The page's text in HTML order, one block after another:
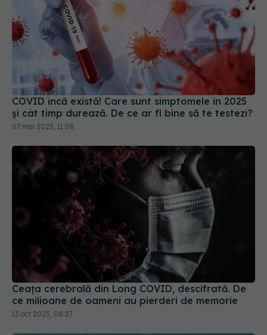
COVID încă există! Care sunt simptomele în 2025
și cât timp durează. De ce ar fi bine să te testezi?
07 mai 2025, 11:08
Ceața cerebrală din Long COVID, descifrată. De
ce milioane de oameni au pierderi de memorie
13 oct 2025, 08:27